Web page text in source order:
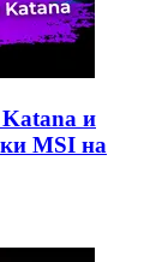
и
MSI на